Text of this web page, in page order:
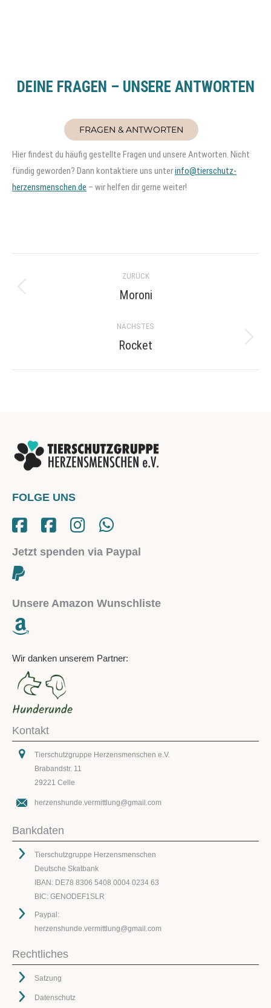
DEINE FRAGEN – UNSERE ANTWORTEN
FRAGEN & ANTWORTEN
Hier findest du häufig gestellte Fragen und unsere Antworten. Nicht
fündig geworden? Dann kontaktiere uns unterinfo@tierschutz-
herzensmenschen.de – wir helfen dir gerne weiter!
navigation
ZURÜCK
Previous
Moroni
NÄCHSTES
Next
Rocket
FOLGE UNS
Jetzt spenden via Paypal
Unsere Amazon Wunschliste
Wir danken unserem Partner:
Kontakt
Tierschutzgruppe Herzensmenschen e.V.
Brabandstr. 11
29221 Celle
herzenshunde.vermittlung@gmail.com
Bankdaten
Tierschutzgruppe Herzensmenschen
Deutsche Skatbank
IBAN: DE78 8306 5408 0004 0234 63
BIC: GENODEF1SLR
Paypal:
herzenshunde.vermittlung@gmail.com
Rechtliches
Satzung
Datenschutz